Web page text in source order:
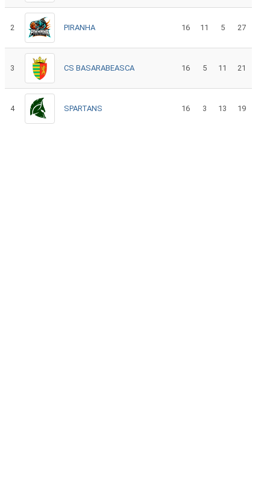
2 PIRANHA 16 11 5 27
3 CS BASARABEASCA 16 5 11 21
4 SPARTANS 16 3 13 19